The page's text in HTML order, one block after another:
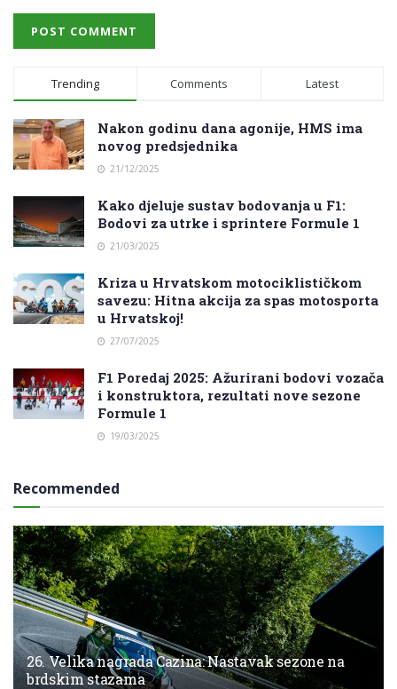
Trending Comments Latest
Nakon godinu dana agonije, HMS ima
novog predsjednika
21/12/2025
Kako djeluje sustav bodovanja u F1:
Bodovi za utrke i sprintere Formule 1
21/03/2025
Kriza u Hrvatskom motociklističkom
savezu: Hitna akcija za spas motosporta
u Hrvatskoj!
27/07/2025
F1 Poredaj 2025: Ažurirani bodovi vozača
i konstruktora, rezultati nove sezone
Formule 1
19/03/2025
Recommended
26. Velika nagrada Cazina: Nastavak sezone na
brdskim stazama